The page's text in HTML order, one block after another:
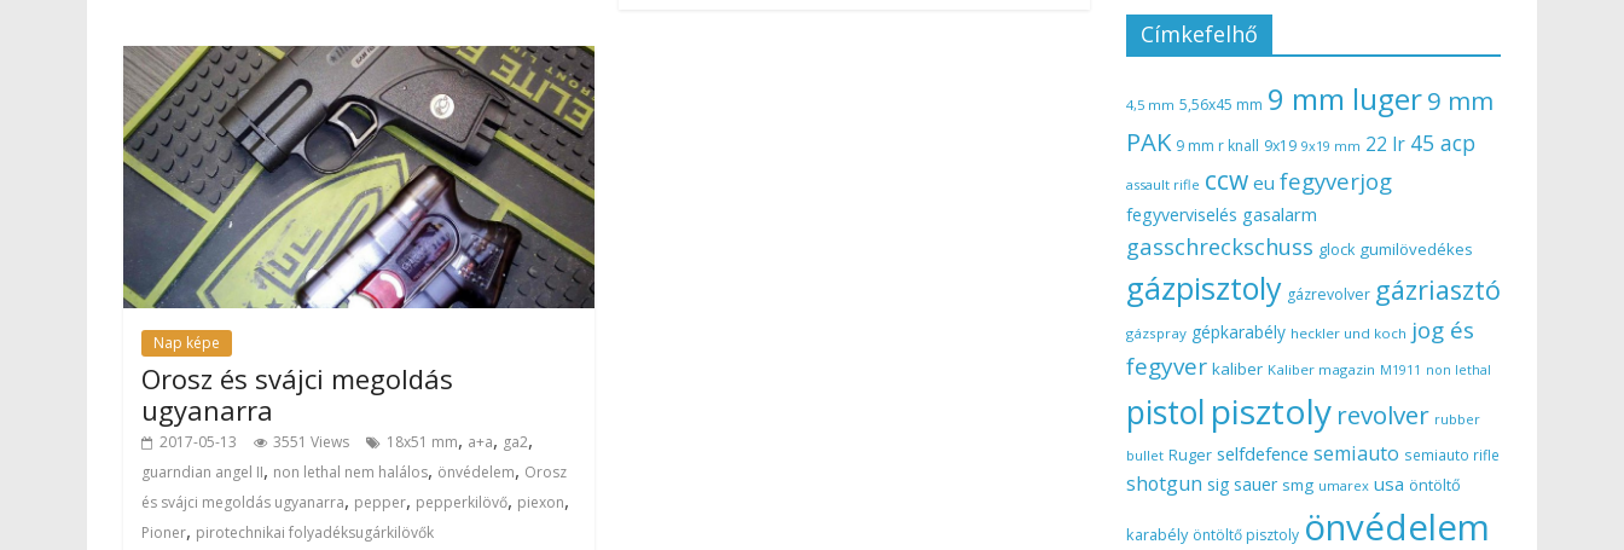
Nap képe
Orosz és svájci megoldás
ugyanarra
2017-05-13 3551 Views 18x51 mm, a+a, ga2,
guarndian angel II, non lethal nem halálos, önvédelem, Orosz
és svájci megoldás ugyanarra, pepper, pepperkilövő, piexon,
Pioner, pirotechnikai folyadéksugárkilövők
Címkefelhő
4,5 mm 5,56x45 mm 9 mm luger9 mm
PAK 9 mm r knall 9x19 9x19 mm 22 lr 45 acp
assault rifle ccw eu fegyverjog
fegyverviselés gasalarm
gasschreckschuss glock gumilövedékes
gázpisztoly gázrevolver gázriasztó
gázspray gépkarabély heckler und koch jog és
fegyver kaliber Kaliber magazin M1911 non lethal
pistol pisztoly revolver rubber
bullet Ruger selfdefence semiauto semiauto rifle
shotgun sig sauer smg umarex usa öntöltő
karabély öntöltő pisztoly önvédelem